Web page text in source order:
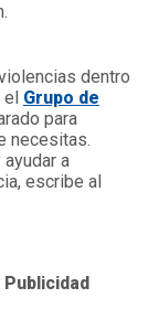
dentro
Grupo de
para
necesitas.
a
escribe al